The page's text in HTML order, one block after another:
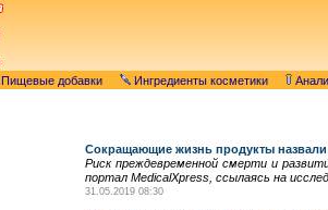
Пищевые добавки Ингредиенты косметики
Сокращающие жизнь продукты
Риск преждевременной смерти и
портал MedicalXpress, ссылаясь на
31.05.2019 08:30